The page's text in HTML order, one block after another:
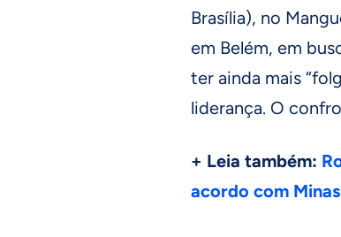
Brasília), no
em Belém, em
ter ainda mais
liderança. O
+ Leia também:
acordo com